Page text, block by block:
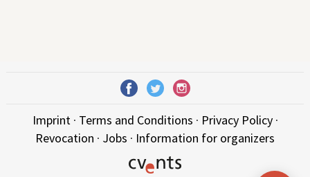
Imprint· Terms and Conditions · Privacy Policy·
Revocation · Jobs · Information for organizers